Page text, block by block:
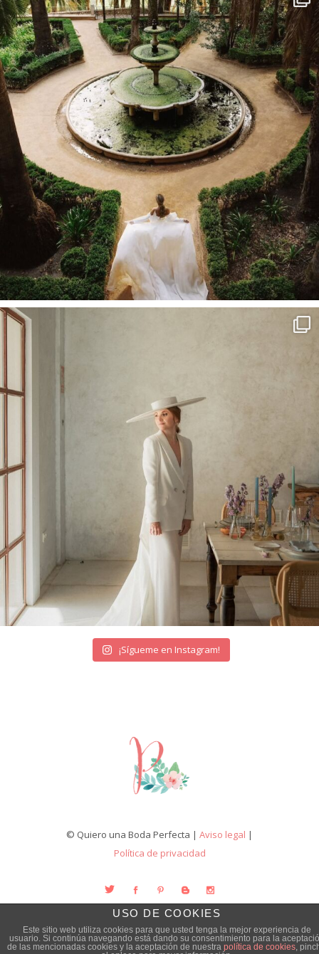
¡Sígueme en Instagram!
© Quiero una Boda Perfecta | Aviso legal |
Política de privacidad
USO DE COOKIES
Este sitio web utiliza cookies para que usted tenga la mejor experiencia de
usuario. Si continúa navegando está dando su consentimiento para la
de las mencionadas cookies y la aceptación de nuestra política de cookies,